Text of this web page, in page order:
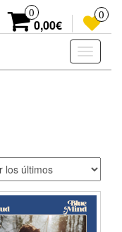
0
0,00€
0
Toggle